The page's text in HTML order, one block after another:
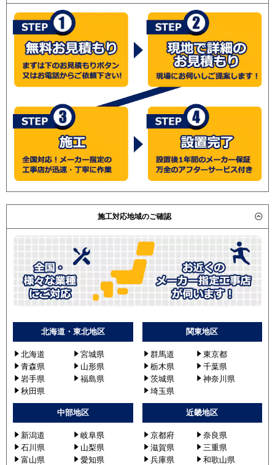
施工対応地域のご確認
北海道・東北地区
北海道
宮城県
青森県
山形県
岩手県
福島県
秋田県
関東地区
群馬道
東京都
栃木県
千葉県
茨城県
神奈川県
埼玉県
中部地区
新潟道
岐阜県
石川県
山梨県
富山県
愛知県
近畿地区
京都府
奈良県
滋賀県
三重県
兵庫県
和歌山県